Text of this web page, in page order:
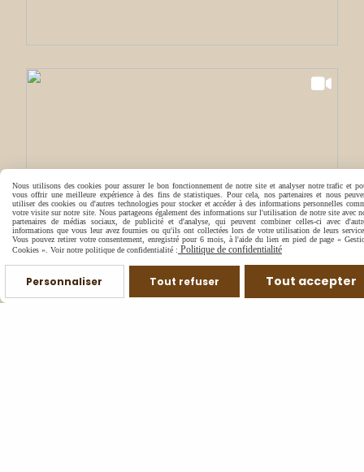
Nous utilisons des cookies pour assurer le bon fonctionnement de notre site et analyser notre trafic et
vous offrir une meilleure expérience à des fins de statistiques. Pour cela, nos partenaires et nous
utiliser des cookies ou d'autres technologies pour stocker et accéder à des informations personnelles
votre visite sur notre site. Nous partageons également des informations sur l'utilisation de notre site avec
partenaires de médias sociaux, de publicité et d'analyse, qui peuvent combiner celles-ci avec
informations que vous leur avez fournies ou qu'ils ont collectées lors de votre utilisation de leurs
Vous pouvez retirer votre consentement, enregistré pour 6 mois, à l'aide du lien en pied de page «
Cookies ». Voir notre politique de confidentialité : Politique de confidentialité
Personnaliser Tout refuser Tout accepter